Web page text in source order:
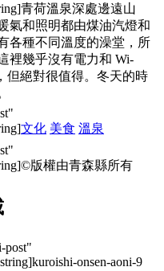
青荷溫泉深處邊遠山
氣和照明都由煤油汽燈和
各種不同溫度的澡堂，所
裡幾乎沒有電力和 Wi-
但絕對很值得。冬天的時
文化 美食 溫泉
©版權由青森縣所有
kuroishi-onsen-aoni-9